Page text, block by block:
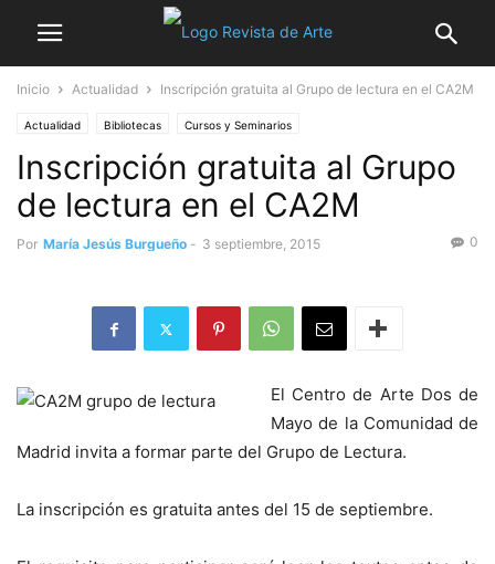
Inicio Actualidad Inscripción gratuita al Grupo de lectura en el CA2M
Actualidad Bibliotecas Cursos y Seminarios
Inscripción gratuita al Grupo
de lectura en el CA2M
Por María Jesús Burgueño - 3 septiembre, 2015 0
El Centro de Arte Dos de
Mayo de la Comunidad de
Madrid invita a formar parte del Grupo de Lectura.
La inscripción es gratuita antes del 15 de septiembre.